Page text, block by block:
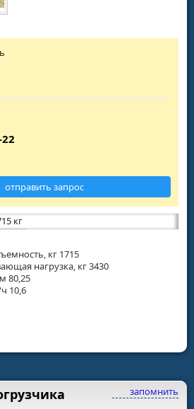
кг
кг 1715
нагрузка, кг 3430
80,25
10,6
отправить запрос
запомнить